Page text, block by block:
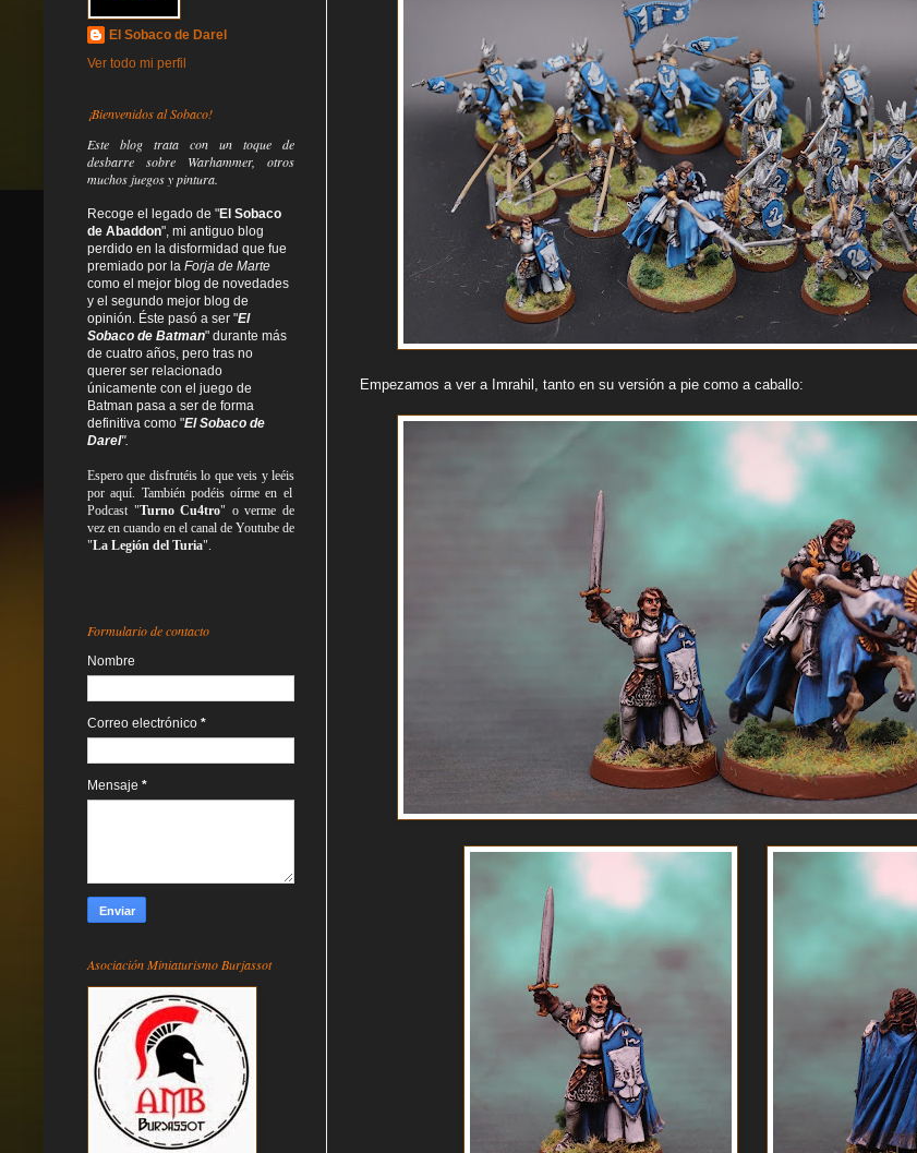
Empezamos a ver a Imrahil, tanto en su versión a pie como a caballo:
El Sobaco de Darel
Ver todo mi perfil
¡Bienvenidos al Sobaco!
Este blog trata con un toque de
desbarre sobre Warhammer, otros
muchos juegos y pintura.
Recoge el legado de "El Sobaco
de Abaddon", mi antiguo blog
perdido en la disformidad que fue
premiado por la Forja de Marte
como el mejor blog de novedades
y el segundo mejor blog de
opinión. Éste pasó a ser "El
Sobaco de Batman" durante más
de cuatro años, pero tras no
querer ser relacionado
únicamente con el juego de
Batman pasa a ser de forma
definitiva como "El Sobaco de
Darel".
Espero que disfrutéis lo queveis yleéis
por aquí. También podéis oírme en el
Podcast "Turno Cu4tro" o verme de
vez en cuando en el canal de Youtube de
"La Legión del Turia".
Formulario de contacto
Nombre
Correo electrónico *
Mensaje *
Asociación Miniaturismo Burjassot